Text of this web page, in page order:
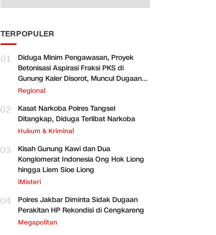
TERPOPULER
01
Diduga Minim Pengawasan, Proyek
Betonisasi Aspirasi Fraksi PKS di
Gunung Kaler Disorot, Muncul Dugaan
Pengurangan Volume
Regional
02
Kasat Narkoba Polres Tangsel
Ditangkap, Diduga Terlibat Narkoba
Hukum & Kriminal
03
Kisah Gunung Kawi dan Dua
Konglomerat Indonesia Ong Hok Liong
hingga Liem Sioe Liong
iMisteri
04
Polres Jakbar Diminta Sidak Dugaan
Perakitan HP Rekondisi di Cengkareng
Megapolitan